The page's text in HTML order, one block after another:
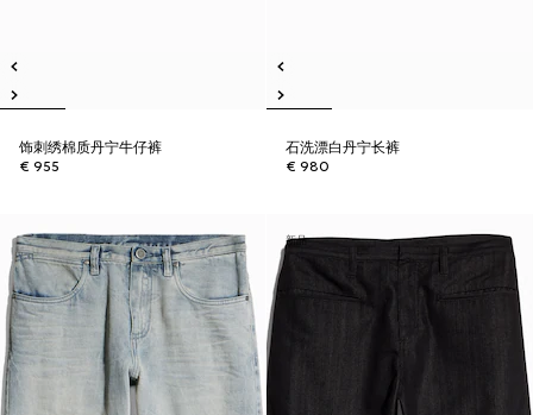
饰刺绣棉质丹宁牛仔裤
€ 955
石洗漂白丹宁长裤
€ 980
新品